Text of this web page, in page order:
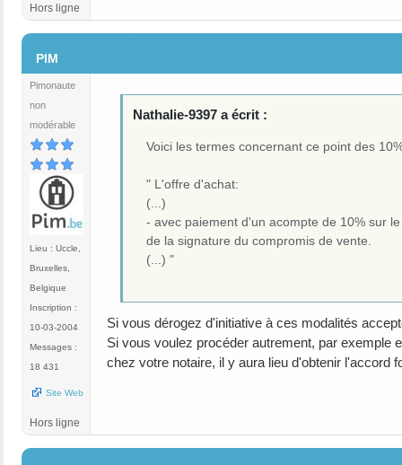
Hors ligne
PIM
Pimonaute
non
modérable
Lieu : Uccle,
Bruxelles,
Belgique
Inscription :
10-03-2004
Messages :
18 431
Site Web
Nathalie-9397 a écrit :
Voici les termes concernant ce point des
" L'offre d'achat:
(...)
- avec paiement d'un acompte de 10% sur
de la signature du compromis de vente.
(...) "
Si vous dérogez d'initiative à ces modalités
Si vous voulez procéder autrement, par exemple
chez votre notaire, il y aura lieu d'obtenir l'accord
Hors ligne